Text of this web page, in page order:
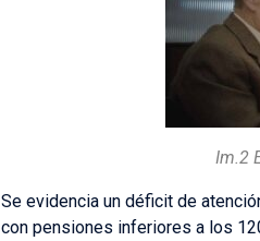
Im.2
Se evidencia un déficit de
con pensiones inferiores a los